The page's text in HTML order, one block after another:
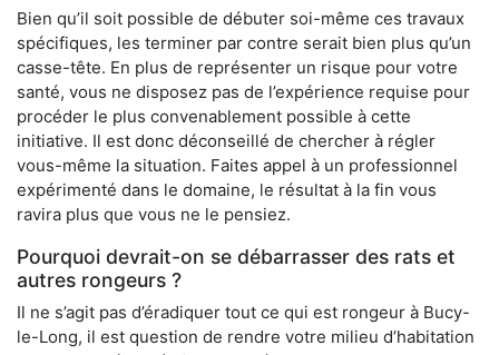
Bien qu’il soit possible de débuter soi-même ces travaux
spécifiques, les terminer par contre serait bien plus qu’un
casse-tête. En plus de représenter un risque pour votre
santé, vous ne disposez pas de l’expérience requise pour
procéder le plus convenablement possible à cette
initiative. Il est donc déconseillé de chercher à régler
vous-même la situation. Faites appel à un professionnel
expérimenté dans le domaine, le résultat à la fin vous
ravira plus que vous ne le pensiez.
Pourquoi devrait-on se débarrasser des rats et
autres rongeurs ?
Il ne s’agit pas d’éradiquer tout ce qui est rongeur à Bucy-
le-Long, il est question de rendre votre milieu d’habitation